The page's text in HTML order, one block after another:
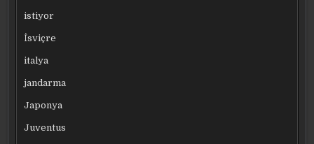
istiyor
İsviçre
italya
jandarma
Japonya
Juventus